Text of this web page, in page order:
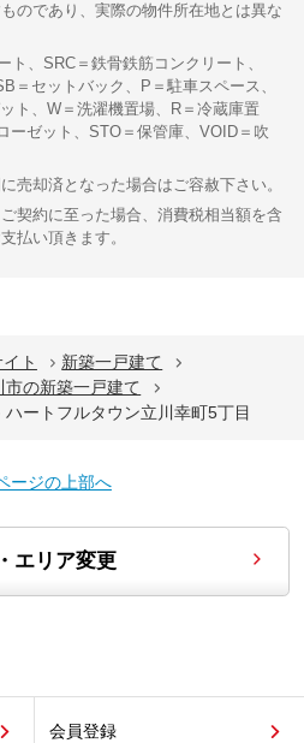
のであり、実際の物件所在地とは異な
ト、SRC＝鉄骨鉄筋コンクリート、
セットバック、P＝駐車スペース、
ト、W＝洗濯機置場、R＝冷蔵庫置
ーゼット、STO＝保管庫、VOID＝吹
売却済となった場合はご容赦下さい。
契約に至った場合、消費税相当額を含
払い頂きます。
ト
新築一戸建て
市の新築一戸建て
ハートフルタウン立川幸町5丁目
ージの上部へ
エリア変更
会員登録